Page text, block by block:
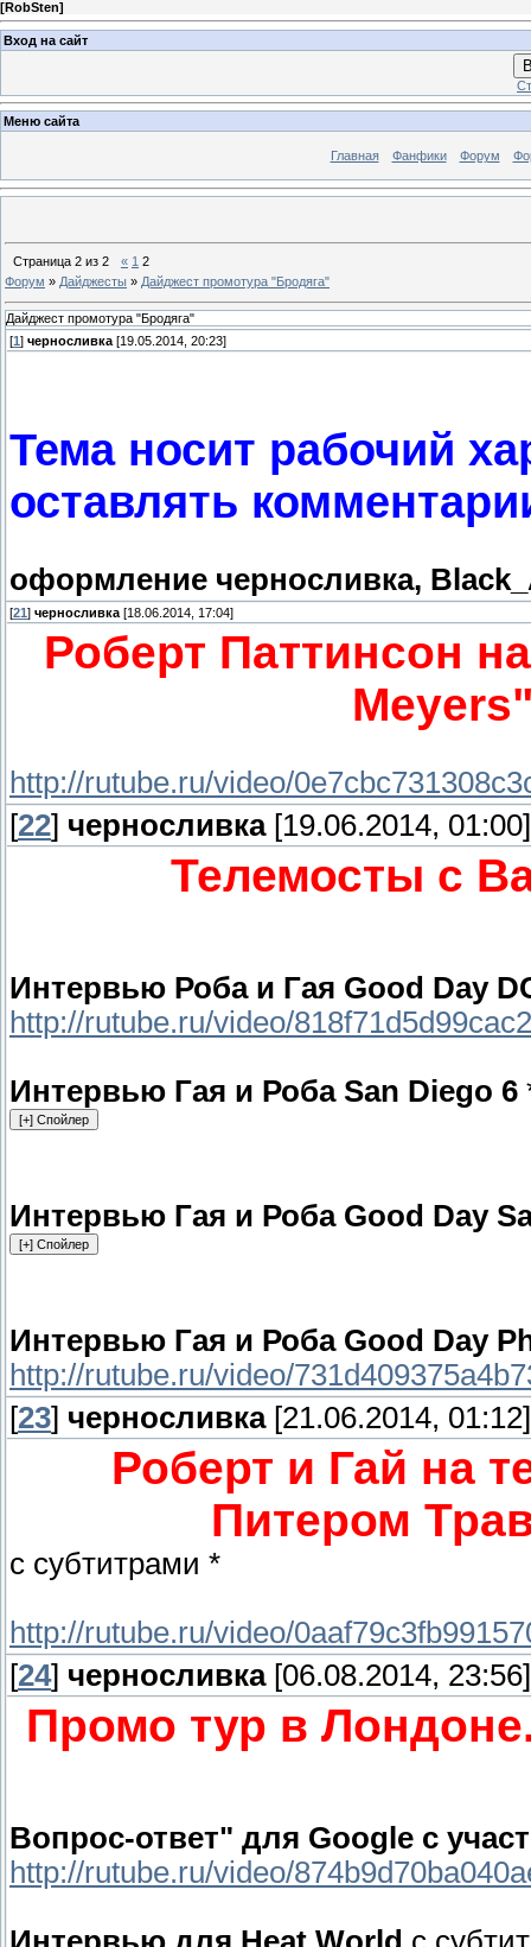
[RobSten]
Вход на сайт
Меню сайта
Главная Фанфики Форум
Страница 2 из 2 « 1 2
Форум » Дайджесты » Дайджест промотура "Бродяга"
Дайджест промотура "Бродяга"
[1 ] черносливка [19.05.2014, 20:23]
Тема носит рабочий
оставлять
оформление черносливка,
[21 ] черносливка [18.06.2014, 17:04]
Роберт Паттинсон
http://rutube.ru/video/
[22] черносливка[19.06.2014, 01:00]
Телемосты с
Интервью Роба и Гая Good Day
http://rutube.ru/video/
Интервью Гая и Роба San Diego 6
Интервью Гая и Роба Good Day
Интервью Гая и Роба Good Day
http://rutube.ru/video/
[23] черносливка[21.06.2014, 01:12]
Роберт и Гай на
Питером
с субтитрами *
http://rutube.ru/video/
[24] черносливка[06.08.2014, 23:56]
Промо тур в
Вопрос-ответ" для Google с
http://rutube.ru/video/